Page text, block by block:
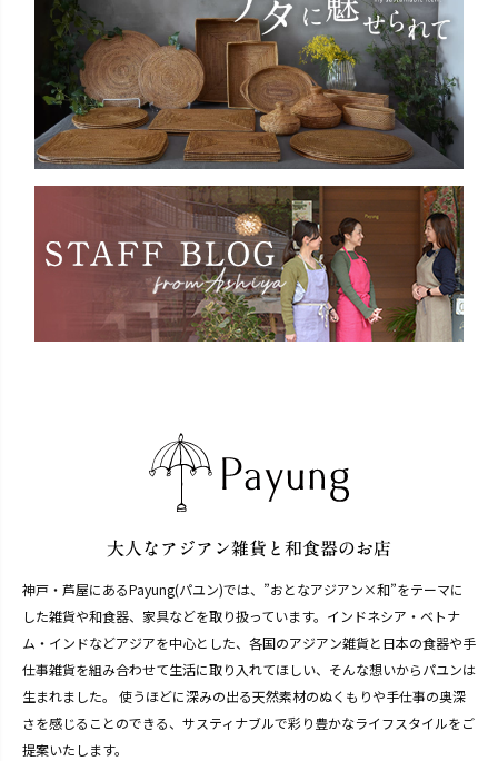
神戸・芦屋にあるPayung(パユン)では、”おとなアジアン×和”をテーマに
した雑貨や和食器、家具などを取り扱っています。インドネシア・ベトナ
ム・インドなどアジアを中心とした、各国のアジアン雑貨と日本の食器や手
仕事雑貨を組み合わせて生活に取り入れてほしい、そんな想いからパユンは
生まれました。 使うほどに深みの出る天然素材のぬくもりや手仕事の奥深
さを感じることのできる、サスティナブルで彩り豊かなライフスタイルをご
提案いたします。